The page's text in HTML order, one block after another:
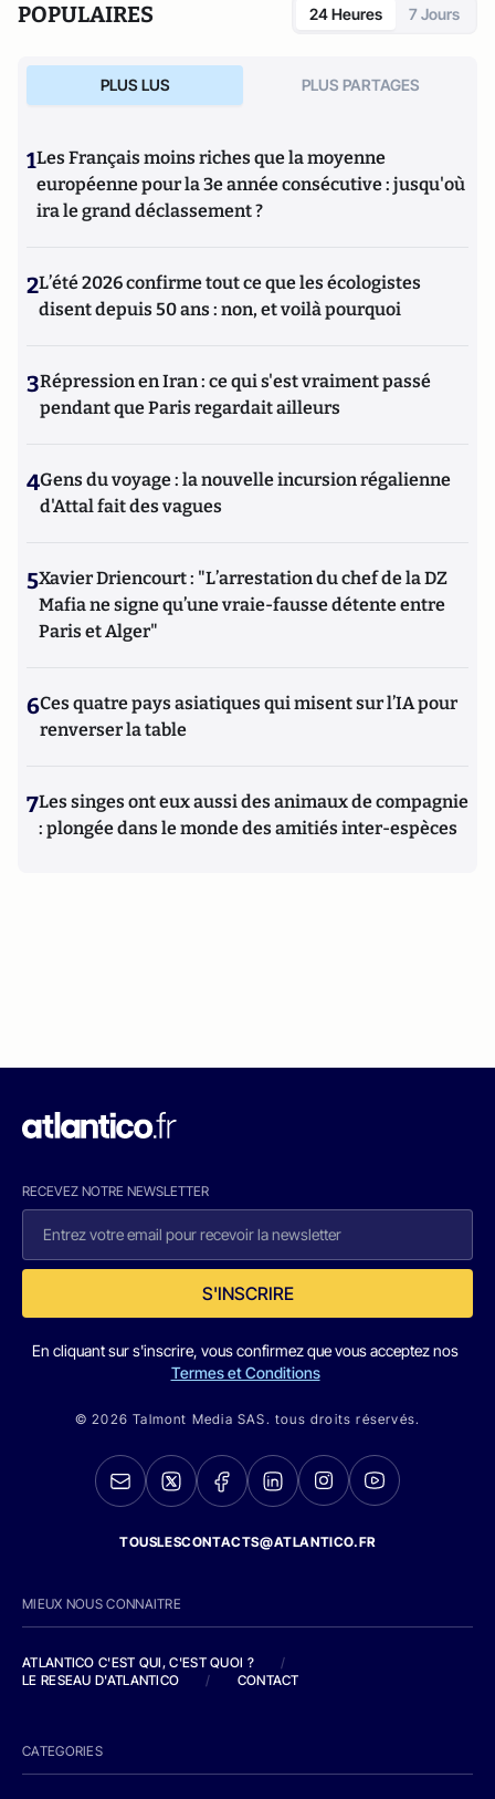
POPULAIRES 24 Heures 7 Jours
PLUS LUS PLUS PARTAGES
1Les Français moins riches que la moyenne
européenne pour la 3e année consécutive : jusqu'où
ira le grand déclassement ?
2L’été 2026 confirme tout ce que les écologistes
disent depuis 50 ans : non, et voilà pourquoi
3Répression en Iran : ce qui s'est vraiment passé
pendant que Paris regardait ailleurs
4Gens du voyage : la nouvelle incursion régalienne
d'Attal fait des vagues
5Xavier Driencourt : "L’arrestation du chef de la DZ
Mafia ne signe qu’une vraie-fausse détente entre
Paris et Alger"
6Ces quatre pays asiatiques qui misent sur l’IA pour
renverser la table
7Les singes ont eux aussi des animaux de compagnie
: plongée dans le monde des amitiés inter-espèces
RECEVEZ NOTRE NEWSLETTER
S'INSCRIRE
En cliquant sur s'inscrire, vous confirmez que vous acceptez nos
Termes et Conditions
© 2026 Talmont Media SAS. tous droits réservés.
TOUSLESCONTACTS@ATLANTICO.FR
MIEUX NOUS CONNAITRE
ATLANTICO C'EST QUI, C'EST QUOI ?
/
LE RESEAU D'ATLANTICO
/ CONTACT
CATEGORIES